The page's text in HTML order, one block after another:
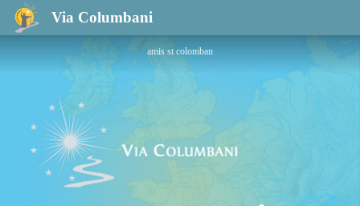
Via Columbani
amis st colomban